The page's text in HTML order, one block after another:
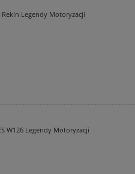
Legendy Motoryzacji
W126 Legendy Motoryzacji